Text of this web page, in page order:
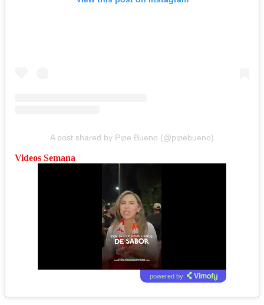
A post shared by Pipe Bueno (@pipebueno)
Videos Semana
powered by